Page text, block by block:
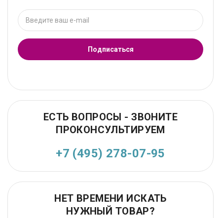
Подписаться
ЕСТЬ ВОПРОСЫ - ЗВОНИТЕ
ПРОКОНСУЛЬТИРУЕМ
+7 (495) 278-07-95
НЕТ ВРЕМЕНИ ИСКАТЬ
НУЖНЫЙ ТОВАР?